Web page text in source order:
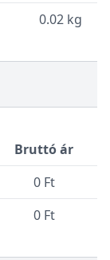
0.02 kg
Bruttó ár
0 Ft
0 Ft